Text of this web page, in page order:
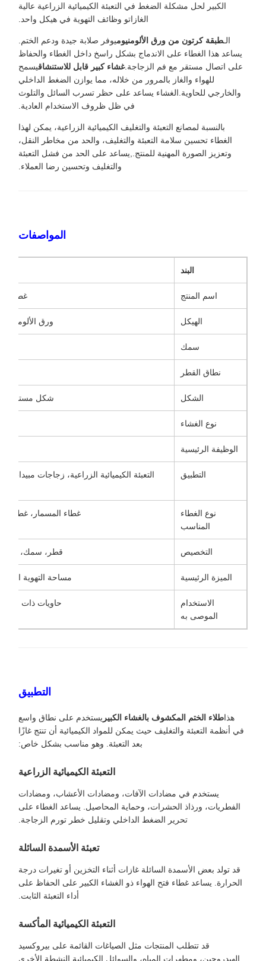
الكبير لحل مشكلة الضغط في التعبئة الكيميائية الزراعية عالية
الغازاتو وظائف التهوية في هيكل واحد.
الـطبقة كرتون من ورق الألومنيوميوفر صلابة جيدة ودعم الختم.
يساعد هذا الغطاء على الاندماج بشكل راسخ داخل الغطاء والحفاظ
على اتصال مستقر مع فم الزجاجة.غشاء كبير قابل للاستنشاقيسمح
للهواء والغاز بالمرور من خلاله، مما يوازن الضغط الداخلي
والخارجي للحاوية.الغشاء يساعد على حظر تسرب السائل والتلوث
في ظل ظروف الاستخدام العادية.
بالنسبة لمصانع التعبئة والتغليف الكيميائية الزراعية، يمكن لهذا
الغطاء تحسين سلامة التعبئة والتغليف، والحد من مخاطر النقل،
وتعزيز الصورة المهنية للمنتج.,يساعد على الحد من فشل التعبئة
والتغليف وتحسين رضا العملاء.
المواصفات
البند
اسم المنتج غطاء
الهيكل ورق
سمك
نطاق القطر
الشكل شكل مستدير،
نوع الغشاء
الوظيفة الرئيسية
التطبيق التعبئة الكيميائية الزراعية، زجاجات مبيدات
نوع الغطاء
المناسب
غطاء المسمار، غطاء
التخصيص قطر، سمك، حجم
الميزة الرئيسية مساحة التهوية
الاستخدام
الموصى به
حاويات ذات ضغط
التطبيق
هذاطلاء الختم المكشوف بالغشاء الكبير يستخدم على نطاق واسع
في أنظمة التعبئة والتغليف حيث يمكن للمواد الكيميائية أن تنتج غازًا
بعد التعبئة. وهو مناسب بشكل خاص:
التعبئة الكيميائية الزراعية
يستخدم في مضادات الآفات، ومضادات الأعشاب، ومضادات
الفطريات، ورذاذ الحشرات، وحماية المحاصيل. يساعد الغطاء على
تحرير الضغط الداخلي وتقليل خطر تورم الزجاجة.
تعبئة الأسمدة السائلة
قد تولد بعض الأسمدة السائلة غازات أثناء التخزين أو تغيرات درجة
الحرارة. يساعد غطاء فتح الهواء ذو الغشاء الكبير على الحفاظ على
أداء التعبئة الثابت.
التعبئة الكيميائية المأكسة
قد تتطلب المنتجات مثل الصياغات القائمة على بيروكسيد
الهيدروجين، ومطهرات المياه، والسوائل الكيميائية النشطة الأخرى